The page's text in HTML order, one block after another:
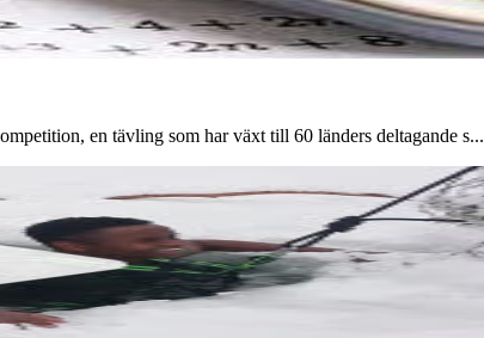
en tävling som har växt till 60 länders deltagande s...